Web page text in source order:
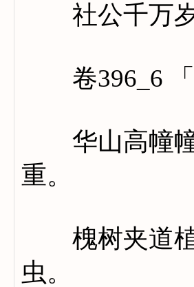
社公千万岁
卷396_6 「
华山高幢幢
重。
槐树夹道植
虫。